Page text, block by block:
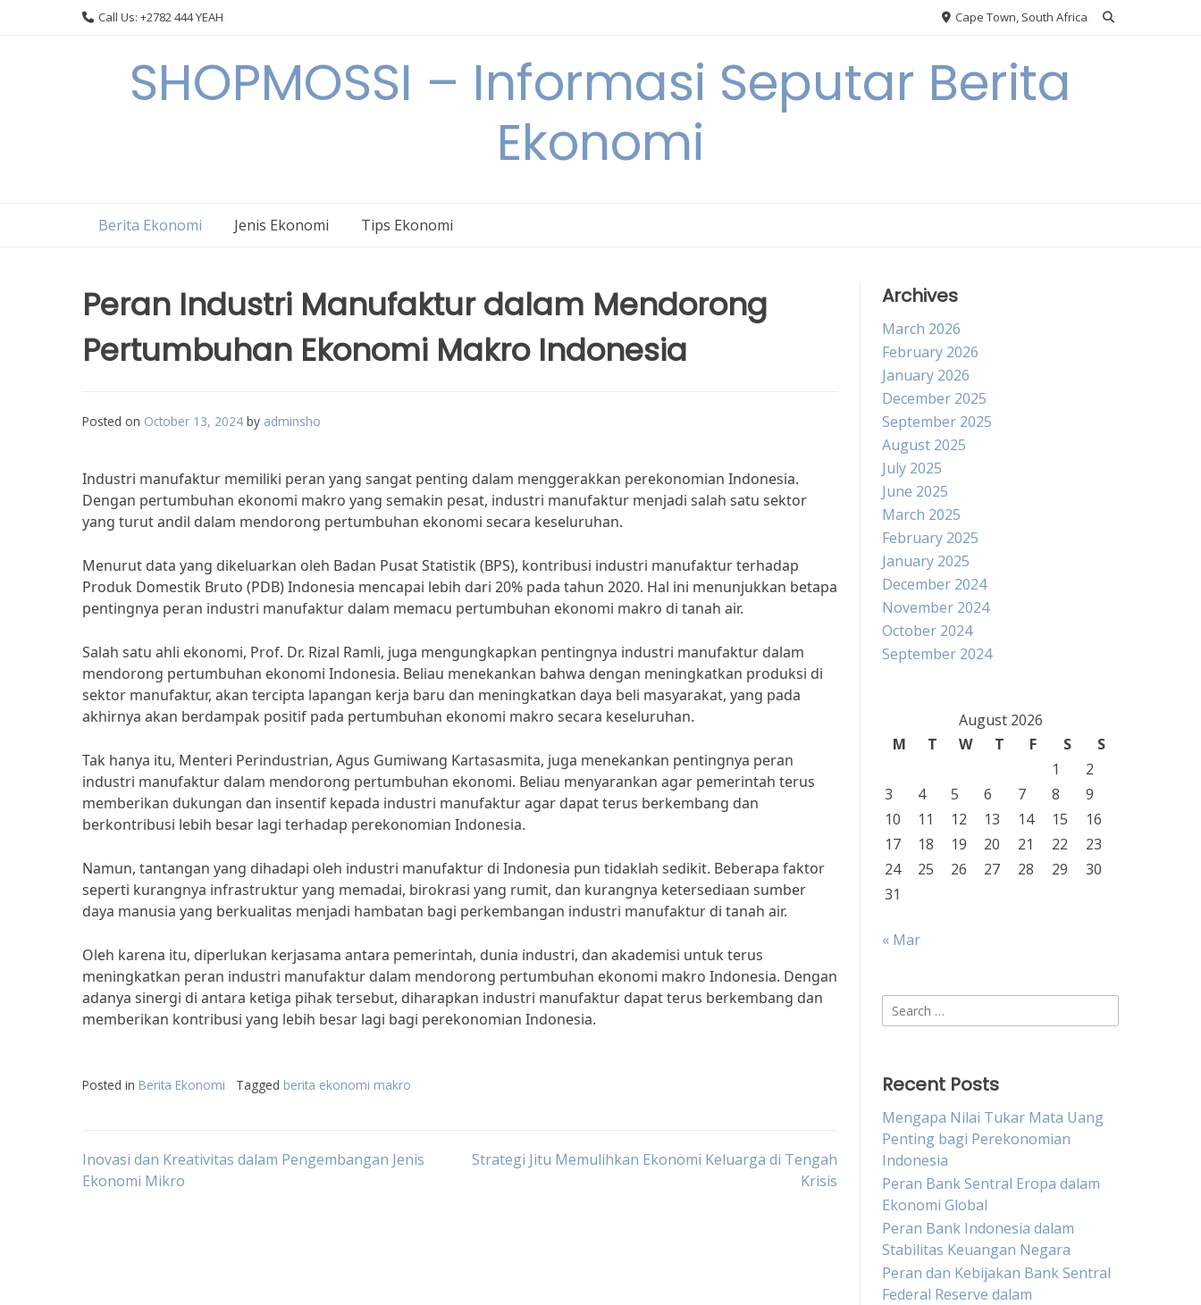
Call Us: +2782 444 YEAH Cape Town, South Africa
SHOPMOSSI – Informasi Seputar Berita
Ekonomi
Berita Ekonomi Jenis Ekonomi Tips Ekonomi
Peran Industri Manufaktur dalam Mendorong
Pertumbuhan Ekonomi Makro Indonesia
Posted on October 13, 2024 by adminsho
Industri manufaktur memiliki peran yang sangat penting dalam menggerakkan perekonomian Indonesia.
Dengan pertumbuhan ekonomi makro yang semakin pesat, industri manufaktur menjadi salah satu sektor
yang turut andil dalam mendorong pertumbuhan ekonomi secara keseluruhan.
Menurut data yang dikeluarkan oleh Badan Pusat Statistik (BPS), kontribusi industri manufaktur terhadap
Produk Domestik Bruto (PDB) Indonesia mencapai lebih dari 20% pada tahun 2020. Hal ini menunjukkan betapa
pentingnya peran industri manufaktur dalam memacu pertumbuhan ekonomi makro di tanah air.
Salah satu ahli ekonomi, Prof. Dr. Rizal Ramli, juga mengungkapkan pentingnya industri manufaktur dalam
mendorong pertumbuhan ekonomi Indonesia. Beliau menekankan bahwa dengan meningkatkan produksi di
sektor manufaktur, akan tercipta lapangan kerja baru dan meningkatkan daya beli masyarakat, yang pada
akhirnya akan berdampak positif pada pertumbuhan ekonomi makro secara keseluruhan.
Tak hanya itu, Menteri Perindustrian, Agus Gumiwang Kartasasmita, juga menekankan pentingnya peran
industri manufaktur dalam mendorong pertumbuhan ekonomi. Beliau menyarankan agar pemerintah terus
memberikan dukungan dan insentif kepada industri manufaktur agar dapat terus berkembang dan
berkontribusi lebih besar lagi terhadap perekonomian Indonesia.
Namun, tantangan yang dihadapi oleh industri manufaktur di Indonesia pun tidaklah sedikit. Beberapa faktor
seperti kurangnya infrastruktur yang memadai, birokrasi yang rumit, dan kurangnya ketersediaan sumber
daya manusia yang berkualitas menjadi hambatan bagi perkembangan industri manufaktur di tanah air.
Oleh karena itu, diperlukan kerjasama antara pemerintah, dunia industri, dan akademisi untuk terus
meningkatkan peran industri manufaktur dalam mendorong pertumbuhan ekonomi makro Indonesia. Dengan
adanya sinergi di antara ketiga pihak tersebut, diharapkan industri manufaktur dapat terus berkembang dan
memberikan kontribusi yang lebih besar lagi bagi perekonomian Indonesia.
Posted in Berita Ekonomi Tagged berita ekonomi makro
Post
Inovasi dan Kreativitas dalam Pengembangan Jenis
Ekonomi Mikro
Strategi Jitu Memulihkan Ekonomi Keluarga di Tengah
Krisis
Archives
March 2026
February 2026
January 2026
December 2025
September 2025
August 2025
July 2025
June 2025
March 2025
February 2025
January 2025
December 2024
November 2024
October 2024
September 2024
August 2026
M
T W T F S
S
1
2
3
4 5 6 7 8
9
10
11 12 13 14 15
16
17
18 19 20 21 22
23
24
25 26 27 28 29
30
31
« Mar
Search
for:
Recent Posts
Mengapa Nilai Tukar Mata Uang
Penting bagi Perekonomian
Indonesia
Peran Bank Sentral Eropa dalam
Ekonomi Global
Peran Bank Indonesia dalam
Stabilitas Keuangan Negara
Peran dan Kebijakan Bank Sentral
Federal Reserve dalam